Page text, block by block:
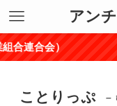
アン
合連合会）
ことりっぷ –